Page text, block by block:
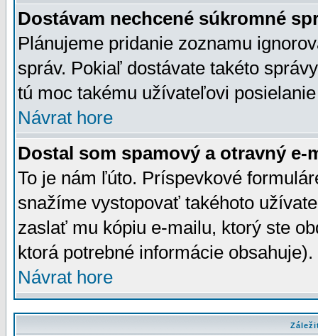
Dostávam nechcené súkromné
Plánujeme pridanie zoznamu
správ. Pokiaľ dostávate takéto
tú moc takému užívateľovi
Návrat hore
Dostal som spamový a otravný e-
To je nám ľúto. Príspevkové
snažíme vystopovať takéhoto
zaslať mu kópiu e-mailu, ktorý ste
ktorá potrebné informácie
Návrat hore